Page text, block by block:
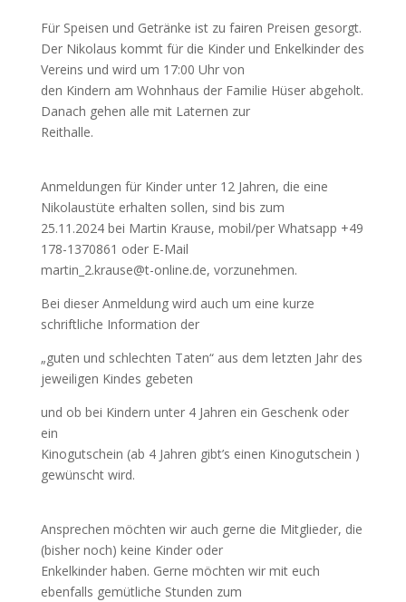
Für Speisen und Getränke ist zu fairen Preisen gesorgt.
Der Nikolaus kommt für die Kinder und Enkelkinder des
Vereins und wird um 17:00 Uhr von
den Kindern am Wohnhaus der Familie Hüser abgeholt.
Danach gehen alle mit Laternen zur
Reithalle.
Anmeldungen für Kinder unter 12 Jahren, die eine
Nikolaustüte erhalten sollen, sind bis zum
25.11.2024 bei Martin Krause, mobil/per Whatsapp +49
178-1370861 oder E-Mail
martin_2.krause@t-online.de, vorzunehmen.
Bei dieser Anmeldung wird auch um eine kurze
schriftliche Information der
„guten und schlechten Taten“ aus dem letzten Jahr des
jeweiligen Kindes gebeten
und ob bei Kindern unter 4 Jahren ein Geschenk oder
ein
Kinogutschein (ab 4 Jahren gibt’s einen Kinogutschein )
gewünscht wird.
Ansprechen möchten wir auch gerne die Mitglieder, die
(bisher noch) keine Kinder oder
Enkelkinder haben. Gerne möchten wir mit euch
ebenfalls gemütliche Stunden zum